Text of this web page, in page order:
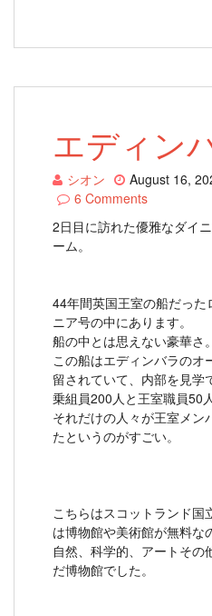
エディン
シオン August 16,
6 Comments
2日目に訪れた優雅なダイ
ーム。
44年間英国王室の船だった
ニア号の中にあります。
船の中とは思えない豪華さ。
この船はエディンバラのオ
留されていて、内部を見学
乗組員200人と王室職員50
それだけの人々が王室メン
たというのがすごい。
こちらはスコットランド国
は博物館や美術館が無料な
自然、科学的、アートその
だ博物館でした。